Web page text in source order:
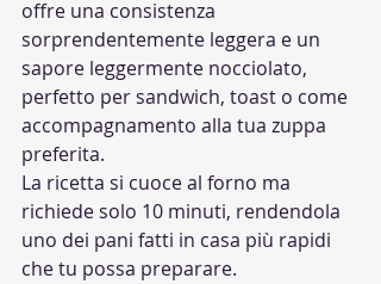
offre una consistenza
sorprendentemente leggera e un
sapore leggermente nocciolato,
perfetto per sandwich, toast o come
accompagnamento alla tua zuppa
preferita.
La ricetta si cuoce al forno ma
richiede solo 10 minuti, rendendola
uno dei pani fatti in casa più rapidi
che tu possa preparare.